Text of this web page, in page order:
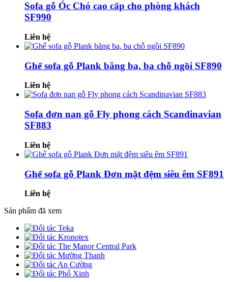
Sofa gỗ Óc Chó cao cấp cho phòng khách
SF990
Liên hệ
Ghế sofa gỗ Plank băng ba, ba chỗ ngồi SF890
Liên hệ
Sofa đơn nan gỗ Fly phong cách Scandinavian
SF883
Liên hệ
Ghế sofa gỗ Plank Đơn mặt đệm siêu êm SF891
Liên hệ
Sản phẩm đã xem